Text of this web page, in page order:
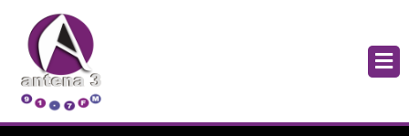
contenido